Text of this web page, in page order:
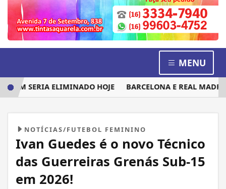
MENU
SERIA ELIMINADO HOJE BARCELONA E REAL MADRID
NOTÍCIAS/FUTEBOL FEMININO
Ivan Guedes é o novo Técnico
das Guerreiras Grenás Sub-15
em 2026!